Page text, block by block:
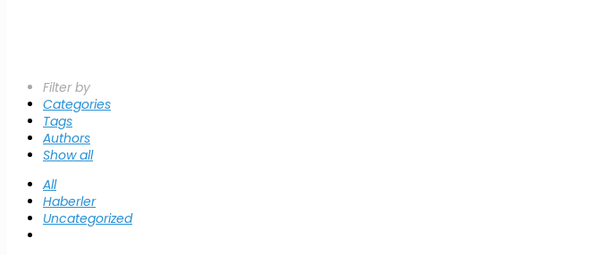
Filter by
Categories
Tags
Authors
Show all
All
Haberler
Uncategorized